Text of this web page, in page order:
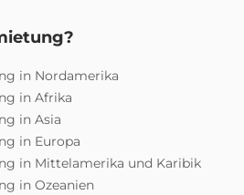
in Nordamerika
in Afrika
in Asia
in Europa
in Mittelamerika und Karibik
in Ozeanien